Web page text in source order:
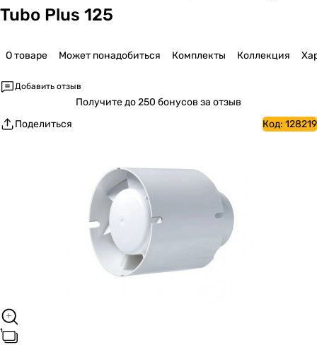
Tubo Plus 125
О товаре Может понадобиться Комплекты Коллекция
Добавить отзыв
Получитедо 250 бонусов за отзыв
Поделиться
Код: 128219